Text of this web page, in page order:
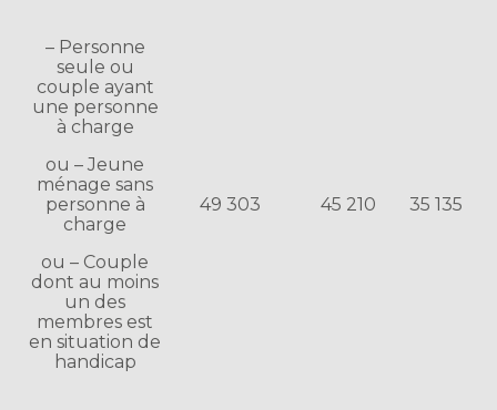
– Personne
seule ou
couple ayant
une personne
à charge
ou – Jeune
ménage sans
personne à
charge
ou – Couple
dont au moins
un des
membres est
en situation de
handicap
49 303 45 210 35 135